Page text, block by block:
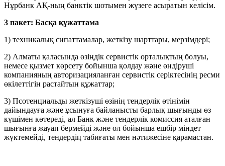
Нұрбанк АҚ-ның банктік шотымен жүзеге асыратын келісім.
3 пакет: Басқа құжаттама
1) техникалық сипаттамалар, жеткізу шарттары, мерзімдері;
2) Алматы қаласында өзіңдік сервистік орталықтың болуы,
немесе қызмет көрсету бойынша қолдау және өндіруші
компанияның авторизацияланған сервистік серіктесінің ресми
өкілеттігін растайтын құжаттар;
3) Псотенциальды жеткізуші өзінің тендерлік өтінімін
дайындауға және ұсынуға байланысты барлық шығынды өз
күшімен көтереді, ал Банк және тендерлік комиссия аталған
шығынға жауап бермейді және ол бойынша ешбір міндет
жүктемейді, тендердің табиғаты мен нәтижесіне қарамастан.